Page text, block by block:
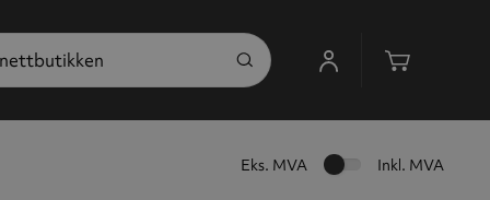
Eks. MVA Inkl. MVA